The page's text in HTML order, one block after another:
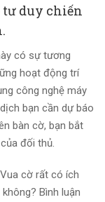
duy chiến
có sự tương
hoạt động trí
công nghệ máy
bạn cần dự báo
bàn cờ, bạn bắt
đối thủ.
cờ rất có ích
Bình luận